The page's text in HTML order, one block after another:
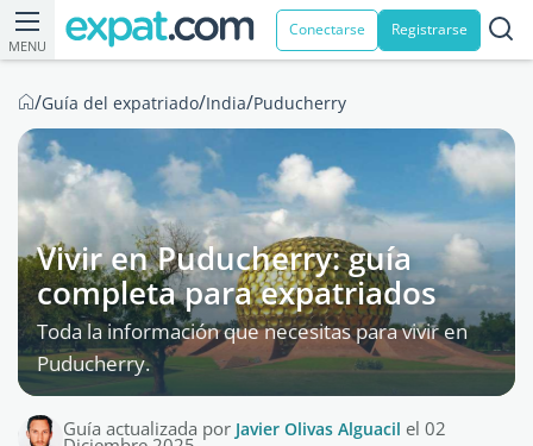
MENU
Conectarse Registrarse
/Guía del expatriado/India/Puducherry
Vivir en Puducherry: guía
completa para expatriados
Toda la información que necesitas para vivir en
Puducherry.
Guía actualizada por Javier Olivas Alguacil el 02